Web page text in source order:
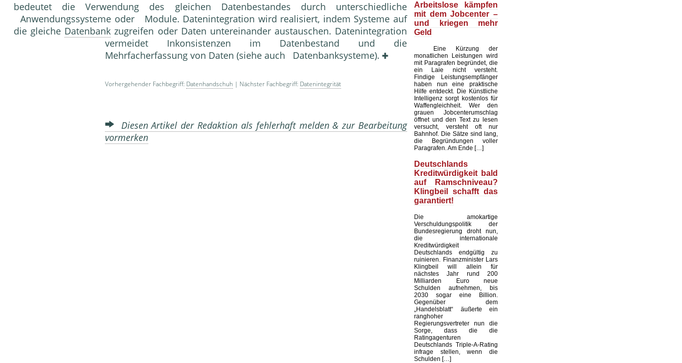
bedeutet die Verwendung des gleichen Datenbestandes durch unterschiedliche
Anwendungssysteme oder Module. Datenintegration wird realisiert, indem Systeme auf
die gleiche Datenbank zugreifen oder Daten untereinander austauschen. Datenintegration
vermeidet Inkonsistenzen im Datenbestand und die
Mehrfacherfassung von Daten (siehe auch Datenbanksysteme).
Vorhergehender Fachbegriff: Datenhandschuh | Nächster Fachbegriff: Datenintegrität
Diesen Artikel der Redaktion als fehlerhaft melden & zur Bearbeitung
vormerken
Arbeitslose kämpfen
mit dem Jobcenter –
und kriegen mehr
Geld
Eine Kürzung der
monatlichen Leistungen wird
mit Paragrafen begründet, die
ein Laie nicht versteht.
Findige Leistungsempfänger
haben nun eine praktische
Hilfe entdeckt. Die Künstliche
Intelligenz sorgt kostenlos für
Waffengleichheit. Wer den
grauen Jobcenterumschlag
öffnet und den Text zu lesen
versucht, versteht oft nur
Bahnhof. Die Sätze sind lang,
die Begründungen voller
Paragrafen. Am Ende […]
Deutschlands
Kreditwürdigkeit bald
auf Ramschniveau?
Klingbeil schafft das
garantiert!
Die amokartige
Verschuldungspolitik der
Bundesregierung droht nun,
die internationale
Kreditwürdigkeit
Deutschlands endgültig zu
ruinieren. Finanzminister Lars
Klingbeil will allein für
nächstes Jahr rund 200
Milliarden Euro neue
Schulden aufnehmen, bis
2030 sogar eine Billion.
Gegenüber dem
„Handelsblatt“ äußerte ein
ranghoher
Regierungsvertreter nun die
Sorge, dass die die
Ratingagenturen
Deutschlands Triple-A-Rating
infrage stellen, wenn die
Schulden […]